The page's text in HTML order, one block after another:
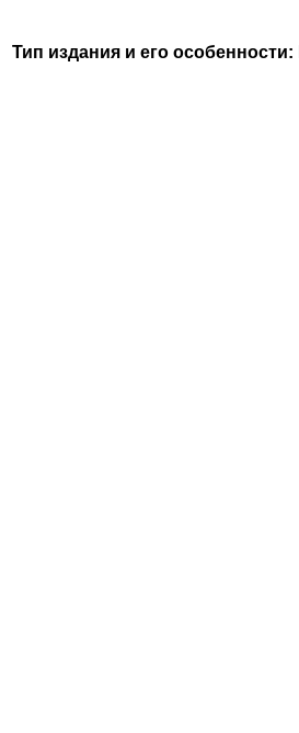
Тип издания и его особенности: